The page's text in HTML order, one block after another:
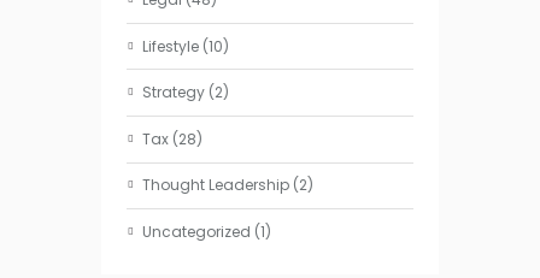
Lifestyle (10)
Strategy (2)
Tax (28)
Thought Leadership (2)
Uncategorized (1)